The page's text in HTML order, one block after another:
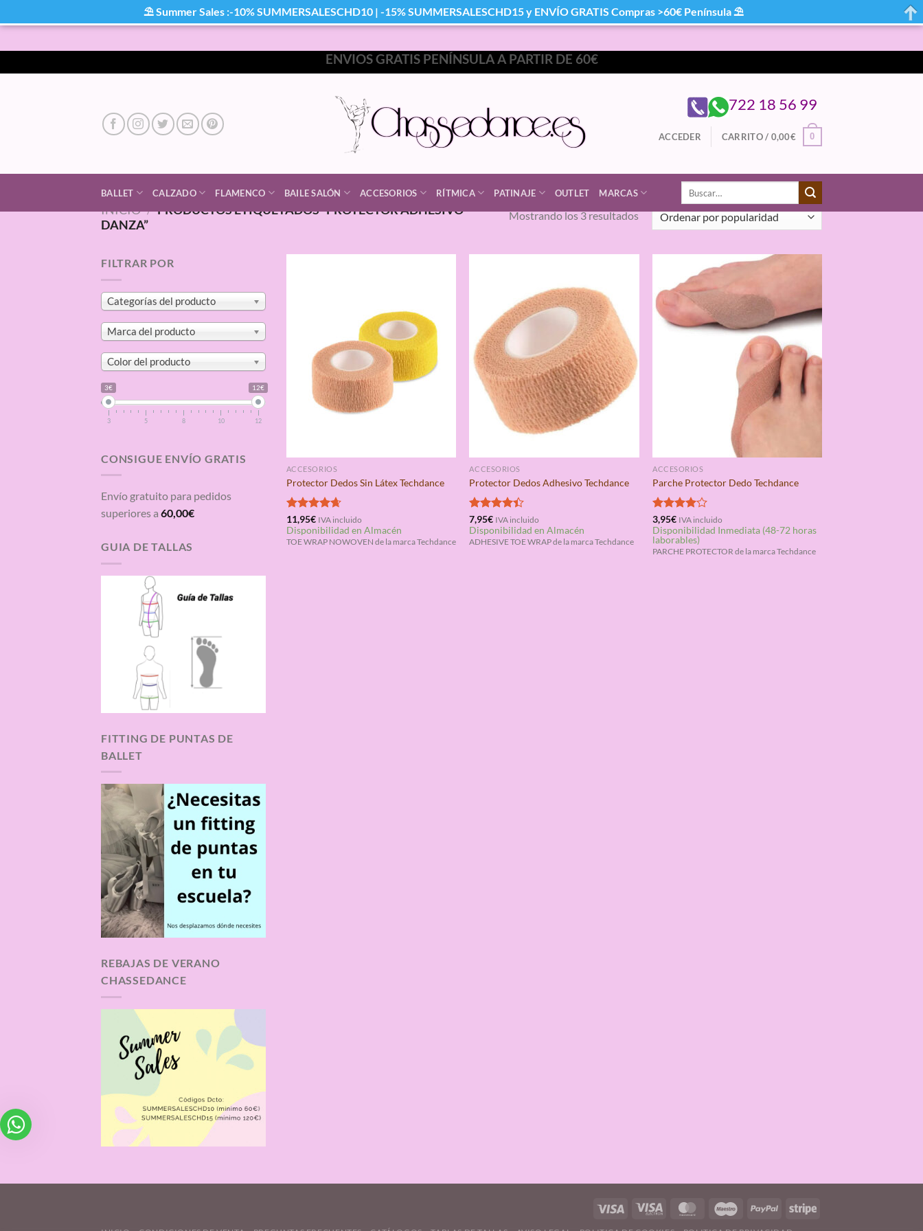
al
ENVIOS GRATIS PENÍNSULA A PARTIR DE 60€
722 18 56 99
ACCEDER CARRITO / 0,00€ 0
BALLET CALZADO FLAMENCO BAILE SALÓN ACCESORIOS RÍTMICA PATINAJE OUTLET MARCAS
Buscar
INICIO / PRODUCTOS ETIQUETADOS “PROTECTOR ADHESIVO
DANZA”
Mostrando los 3 resultadosOrdenado
por
FILTRAR POR
Categorías del producto
Marca del producto
Color del producto
3€ 12€
3 5 8 10 12
CONSIGUE ENVÍO GRATIS
Envío gratuito para pedidos
superiores a 60,00€
GUIA DE TALLAS
FITTING DE PUNTAS DE
BALLET
REBAJAS DE VERANO
CHASSEDANCE
ACCESORIOS
Protector Dedos Sin Látex Techdance
Valorado
con4.67
de 5
11,95€ IVA incluido
Disponibilidad en Almacén
TOE WRAP NOWOVEN de la marca Techdance
ACCESORIOS
Protector Dedos Adhesivo Techdance
Valorado
con4.33
de 5
7,95€ IVA incluido
Disponibilidad en Almacén
ADHESIVE TOE WRAP de la marca Techdance
ACCESORIOS
Parche Protector Dedo Techdance
Valorado
con4.00
de 5
3,95€ IVA incluido
Disponibilidad Inmediata (48-72 horas
laborables)
PARCHE PROTECTOR de la marca Techdance
⛱ Summer Sales :-10% SUMMERSALESCHD10 | -15% SUMMERSALESCHD15 y ENVÍO GRATIS Compras >60€ Península ⛱